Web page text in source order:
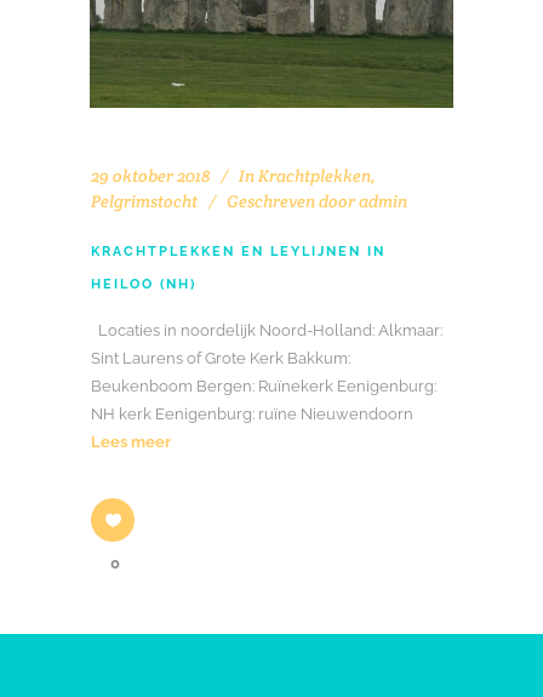
29 oktober 2018 InKrachtplekken,
Pelgrimstocht
Geschreven dooradmin
KRACHTPLEKKEN EN LEYLIJNEN IN
HEILOO (NH)
Locaties in noordelijk Noord-Holland: Alkmaar:
Sint Laurens of Grote Kerk Bakkum:
Beukenboom Bergen: Ruïnekerk Eenigenburg:
NH kerk Eenigenburg: ruïne Nieuwendoorn
Lees meer
0